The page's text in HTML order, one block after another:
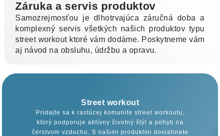
Záruka a servis produktov
Samozrejmosťou je dlhotrvajúca záručná doba a
komplexný servis všetkých našich produktov typu
street workout ktoré vám dodáme. Poskytneme vám
aj návod na obsluhu, údržbu a opravu.
Street workout
Pridajte sa k rastúcej komunite street workoutu,
ktorý podporuje aktívny životný štýl a pohyb na
čerstvom vzduchu. S našimi produktmi dosiahnete